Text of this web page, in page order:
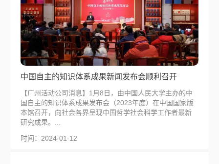
中国自主的知识体系成果新闻发布会顺利召开
【广州活动公司消息】1月8日，由中国人民大学主办的中
国自主的知识体系成果发布会（2023年度）在中国国家版
本馆召开，向社会各界呈现中国哲学社会科学工作者最新
研究成果。...
时间：2024-01-12